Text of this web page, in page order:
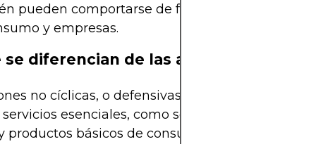
pueden comportarse de forma cíclica. sobre el
y empresas.
se diferencian de las acciones no
no cíclicas, o defensivas, son empresas que
esenciales, como servicios públicos,
productos básicos de consumo. Estas